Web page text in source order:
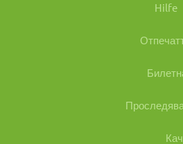
Hilfe